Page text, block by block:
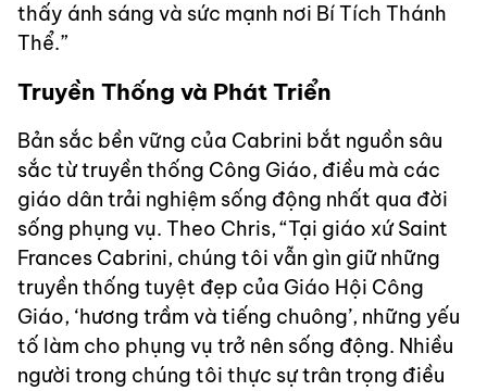
thấy ánh sáng và sức mạnh nơi Bí Tích Thánh
Thể.”
Truyền Thống và Phát Triển
Bản sắc bền vững của Cabrini bắt nguồn sâu
sắc từ truyền thống Công Giáo, điều mà các
giáo dân trải nghiệm sống động nhất qua đời
sống phụng vụ. Theo Chris, “Tại giáo xứ Saint
Frances Cabrini, chúng tôi vẫn gìn giữ những
truyền thống tuyệt đẹp của Giáo Hội Công
Giáo, ‘hương trầm và tiếng chuông’, những yếu
tố làm cho phụng vụ trở nên sống động. Nhiều
người trong chúng tôi thực sự trân trọng điều